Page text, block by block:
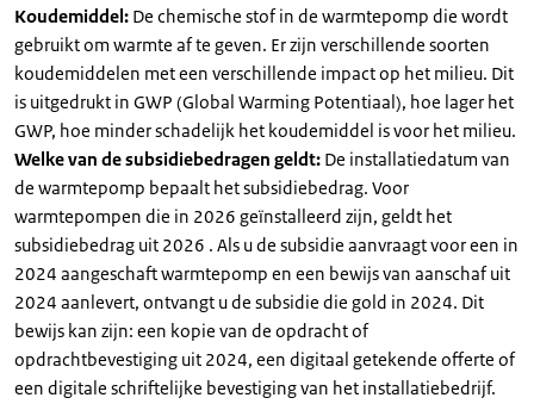
Koudemiddel: De chemische stof in de warmtepomp die wordt
gebruikt om warmte af te geven. Er zijn verschillende soorten
koudemiddelen met een verschillende impact op het milieu. Dit
is uitgedrukt in GWP (Global Warming Potentiaal), hoe lager het
GWP, hoe minder schadelijk het koudemiddel is voor het milieu.
Welke van de subsidiebedragen geldt: De installatiedatum van
de warmtepomp bepaalt het subsidiebedrag. Voor
warmtepompen die in 2026 geïnstalleerd zijn, geldt het
subsidiebedrag uit 2026 . Als u de subsidie aanvraagt voor een in
2024 aangeschaft warmtepomp en een bewijs van aanschaf uit
2024 aanlevert, ontvangt u de subsidie die gold in 2024. Dit
bewijs kan zijn: een kopie van de opdracht of
opdrachtbevestiging uit 2024, een digitaal getekende offerte of
een digitale schriftelijke bevestiging van het installatiebedrijf.